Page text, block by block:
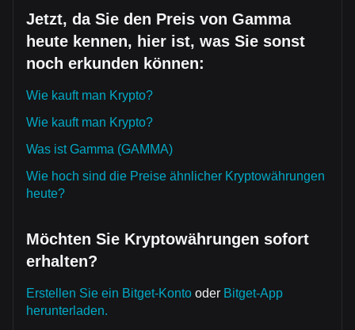
Jetzt, da Sie den Preis von Gamma
heute kennen, hier ist, was Sie sonst
noch erkunden können:
Wie kauft man Krypto?
Wie kauft man Krypto?
Was ist Gamma (GAMMA)
Wie hoch sind die Preise ähnlicher Kryptowährungen
heute?
Möchten Sie Kryptowährungen sofort
erhalten?
Erstellen Sie ein Bitget-Konto oder Bitget-App
herunterladen.